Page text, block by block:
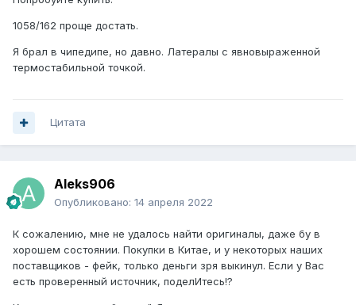
1058/162 проще достать.
Я брал в чипедипе, но давно. Латералы с явновыраженной
термостабильной точкой.
Цитата
Aleks906
Опубликовано: 14 апреля 2022
К сожалению, мне не удалось найти оригиналы, даже бу в
хорошем состоянии. Покупки в Китае, и у некоторых наших
поставщиков - фейк, только деньги зря выкинул. Если у Вас
есть проверенный источник, поделИтесь!?